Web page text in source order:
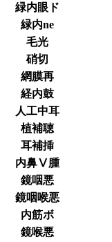
緑内眼ド
緑内ne
毛光
硝切
網膜再
経内鼓
人工中耳
植補聴
耳補挿
内鼻Ⅴ腫
鏡咽悪
鏡咽喉悪
内筋ボ
鏡喉悪